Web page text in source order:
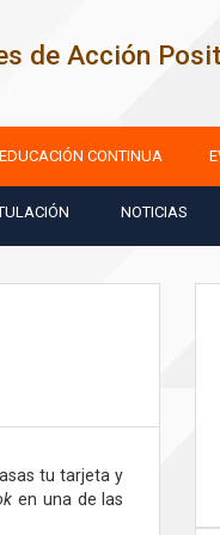
de Acción
EDUCACIÓN CONTINUA
NOTICIAS
tu tarjeta y
en una de las